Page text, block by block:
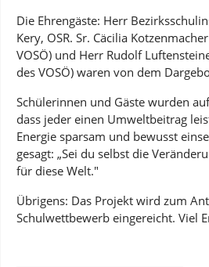
Die Ehrengäste: Herr
Kery, OSR. Sr. Cäcilia
VOSÖ) und Herr Rudolf
des VOSÖ) waren von dem
Schülerinnen und Gäste wurden
dass jeder einen Umweltbeitrag
Energie sparsam und bewusst
gesagt: „Sei du selbst die
für diese Welt."
Übrigens: Das Projekt wird zum
Schulwettbewerb eingereicht. Viel